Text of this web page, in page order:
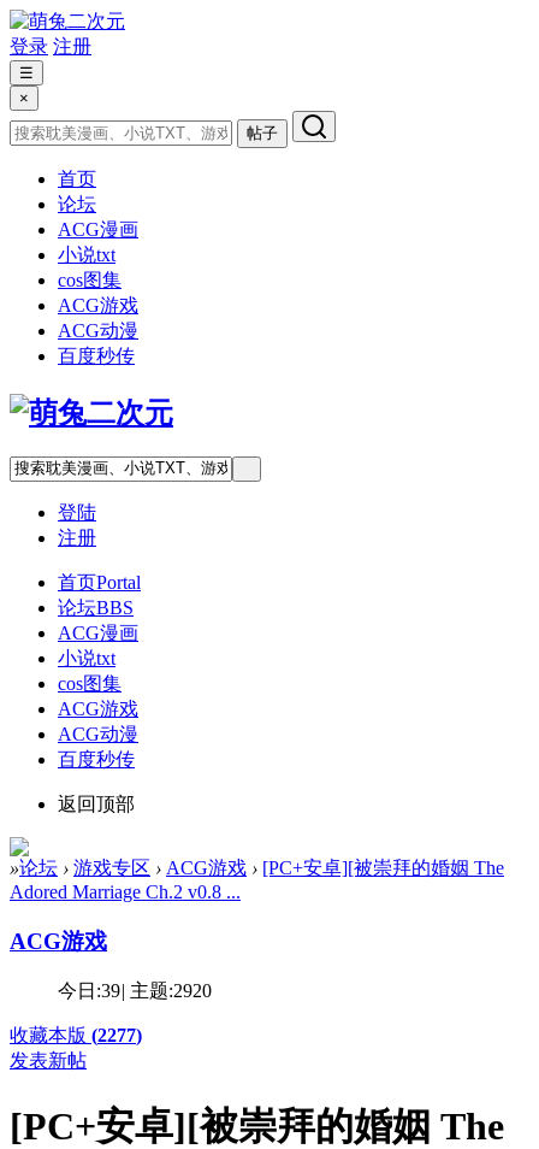
登录 注册
☰
×
帖子
首页
论坛
ACG漫画
小说txt
cos图集
ACG游戏
ACG动漫
百度秒传
登陆
注册
首页Portal
论坛BBS
ACG漫画
小说txt
cos图集
ACG游戏
ACG动漫
百度秒传
返回顶部
»论坛 › 游戏专区 › ACG游戏 › [PC+安卓][被崇拜的婚姻 The
Adored Marriage Ch.2 v0.8 ...
ACG游戏
今日:39| 主题:2920
收藏本版 (2277)
发表新帖
[PC+安卓][被崇拜的婚姻 The